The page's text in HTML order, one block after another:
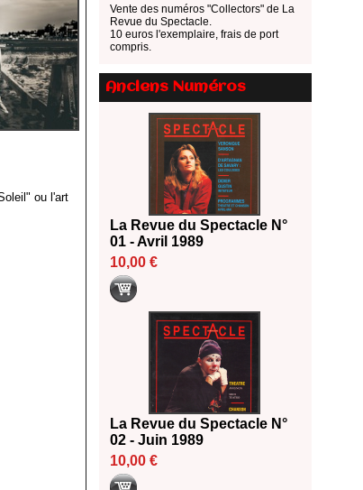
ou l'art
Dispositif ARTCENA Écrire
pour le cirque, les lauréats 2026 !
20/06/2026
Le palmarès des prix SACD
2026
18/06/2026
Les 10 lauréats du Fonds
Grandes Formes Théâtre 2026
Nomination de Nathalie
Garraud et Olivier Saccomano à
la direction du Théâtre de
Gennevilliers - CDN
13/06/2026
Dispositif SACD Auteurs
d'espaces : les lauréats 2026
Vente des numéros "Collectors" de La
Revue du Spectacle.
10 euros l'exemplaire, frais de port
compris.
Anciens Numéros
La Revue du Spectacle N°
01 - Avril 1989
10,00 €
La Revue du Spectacle N°
02 - Juin 1989
10,00 €